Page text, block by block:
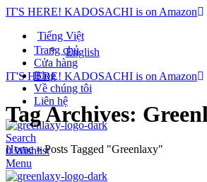
IT'S HERE! KADOSACHI is on Amazon
Tiếng Việt
English
IT'S HERE! KADOSACHI is on Amazon
Trang chủ
Cửa hàng
Blog
Về chúng tôi
Liên hệ
Search
0Wishlist
Menu
Tag Archives:
Home»Posts Tagged "Greenlaxy"